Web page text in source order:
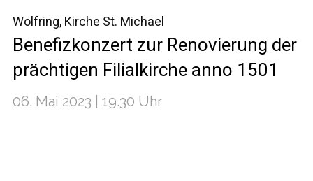
Wolfring, Kirche St. Michael
Benefizkonzert zur Renovierung der
prächtigen Filialkirche anno 1501
06. Mai 2023 | 19.30 Uhr